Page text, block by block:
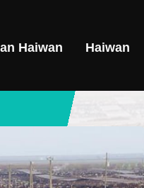
Haiwan Haiwan